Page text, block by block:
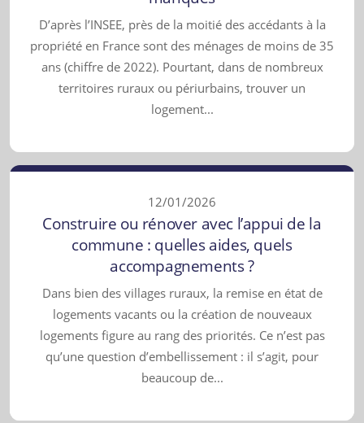
D’après l’INSEE, près de la moitié des accédants à la
propriété en France sont des ménages de moins de 35
ans (chiffre de 2022). Pourtant, dans de nombreux
territoires ruraux ou périurbains, trouver un
logement...
12/01/2026
Construire ou rénover avec l’appui de la
commune : quelles aides, quels
accompagnements ?
Dans bien des villages ruraux, la remise en état de
logements vacants ou la création de nouveaux
logements figure au rang des priorités. Ce n’est pas
qu’une question d’embellissement : il s’agit, pour
beaucoup de...